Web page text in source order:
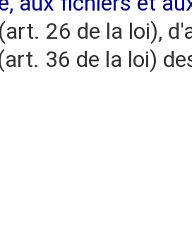
26 de la loi),
36 de la loi)